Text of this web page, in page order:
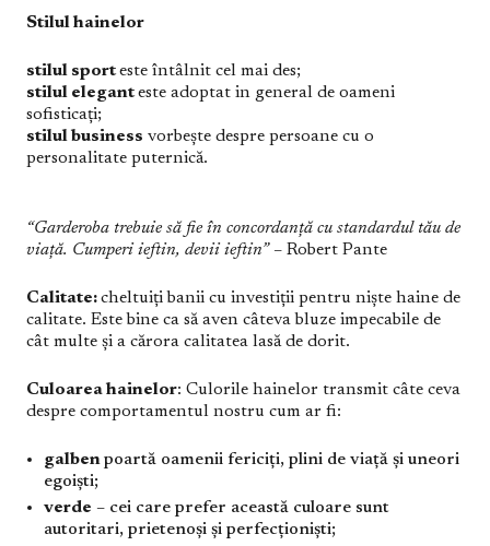
Stilul hainelor
stilul sporteste întâlnit cel mai des;
stilul eleganteste adoptat in general de oameni
sofisticați;
stilul business vorbește despre persoane cu o
personalitate puternică.
“Garderoba trebuie să fie în concordanță cu standardul tău de
viață. Cumperi ieftin, devii ieftin” – Robert Pante
Calitate:cheltuiți banii cu investiții pentru niște haine de
calitate. Este bine ca să aven câteva bluze impecabile de
cât multe și a cărora calitatea lasă de dorit.
Culoarea hainelor: Culorile hainelor transmit câte ceva
despre comportamentul nostru cum ar fi:
galbenpoartă oamenii fericiți, plini de viață și uneori
egoiști;
verde – cei care prefer această culoare sunt
autoritari, prietenoși și perfecționiști;